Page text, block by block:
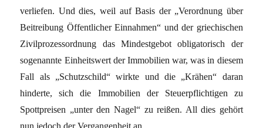
verliefen. Und dies, weil auf Basis der „Verordnung über
Beitreibung Öffentlicher Einnahmen“ und der griechischen
Zivilprozessordnung das Mindestgebot obligatorisch der
sogenannte Einheitswert der Immobilien war, was in diesem
Fall als „Schutzschild“ wirkte und die „Krähen“ daran
hinderte, sich die Immobilien der Steuerpflichtigen zu
Spottpreisen „unter den Nagel“ zu reißen. All dies gehört
nun jedoch der Vergangenheit an.